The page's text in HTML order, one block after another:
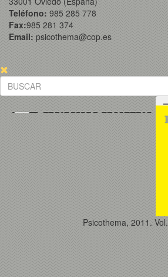
Teléfono: 985 285 778
Fax:985 281 374
Email: psicothema@cop.es
Psicothema, 2011. Vol.